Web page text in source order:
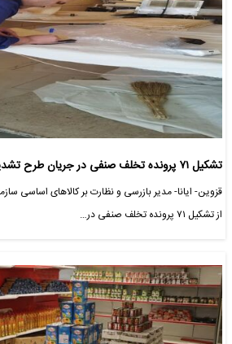
تشکیل ۷۱ پرونده تخلف صنفی در جریان طرح تشدید نظارت بر بازار قزوین
قزوین- ایانا- مدیر بازرسی و نظارت بر کالاهای اساسی
از تشکیل ۷۱ پرونده تخلف صنفی در…